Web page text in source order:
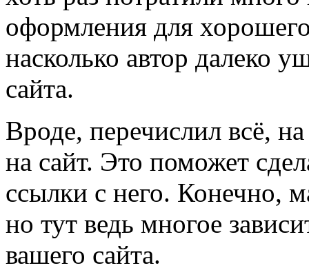
оформления для
насколько автор далеко
сайта.
Вроде, перечислил всё,
на сайт. Это поможет
ссылки с него. Конечно,
но тут ведь многое
вашего сайта.